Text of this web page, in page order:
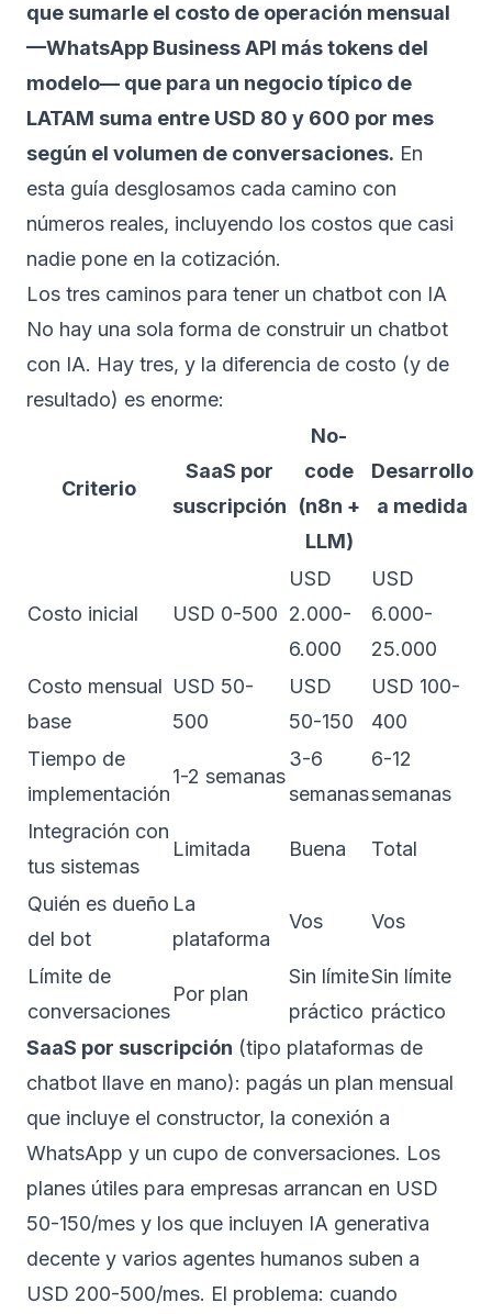
que sumarle el costo de operación mensual
—WhatsApp Business API más tokens del
modelo— que para un negocio típico de
LATAM suma entre USD 80 y 600 por mes
según el volumen de conversaciones. En
esta guía desglosamos cada camino con
números reales, incluyendo los costos que casi
nadie pone en la cotización.
Los tres caminos para tener un chatbot con IA
No hay una sola forma de construir un chatbot
con IA. Hay tres, y la diferencia de costo (y de
resultado) es enorme:
Criterio
SaaS por
suscripción
No-
code
(n8n +
LLM)
Desarrollo
a medida
Costo inicial USD 0-500
USD
2.000-
6.000
USD
6.000-
25.000
Costo mensual
base
USD 50-
500
USD
50-150
USD 100-
400
Tiempo de
implementación
1-2 semanas
3-6
semanas
6-12
semanas
Integración con
tus sistemas
Limitada Buena Total
Quién es dueño
del bot
La
plataforma
Vos Vos
Límite de
conversaciones
Por plan
Sin límite
práctico
Sin límite
práctico
SaaS por suscripción (tipo plataformas de
chatbot llave en mano): pagás un plan mensual
que incluye el constructor, la conexión a
WhatsApp y un cupo de conversaciones. Los
planes útiles para empresas arrancan en USD
50-150/mes y los que incluyen IA generativa
decente y varios agentes humanos suben a
USD 200-500/mes. El problema: cuando